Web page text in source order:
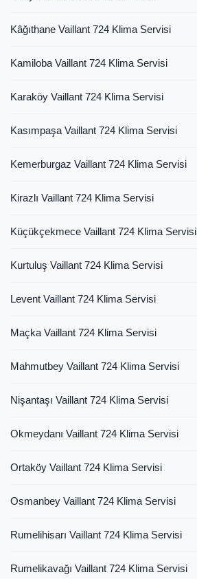
Kâğıthane Vaillant 724 Klima Servisi
Kamiloba Vaillant 724 Klima Servisi
Karaköy Vaillant 724 Klima Servisi
Kasımpaşa Vaillant 724 Klima Servisi
Kemerburgaz Vaillant 724 Klima Servisi
Kirazlı Vaillant 724 Klima Servisi
Küçükçekmece Vaillant 724 Klima Servisi
Kurtuluş Vaillant 724 Klima Servisi
Levent Vaillant 724 Klima Servisi
Maçka Vaillant 724 Klima Servisi
Mahmutbey Vaillant 724 Klima Servisi
Nişantaşı Vaillant 724 Klima Servisi
Okmeydanı Vaillant 724 Klima Servisi
Ortaköy Vaillant 724 Klima Servisi
Osmanbey Vaillant 724 Klima Servisi
Rumelihisarı Vaillant 724 Klima Servisi
Rumelikavağı Vaillant 724 Klima Servisi